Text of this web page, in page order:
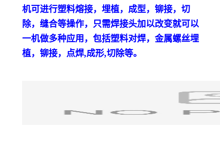
机可进行塑料熔接，埋植，成型，铆接，切
除，缝合等操作，只需焊接头加以改变就可以
一机做多种应用，包括塑料对焊，金属螺丝埋
植，铆接，点焊,成形,切除等。